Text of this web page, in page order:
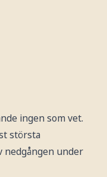
ingen som vet.
största
nedgången under